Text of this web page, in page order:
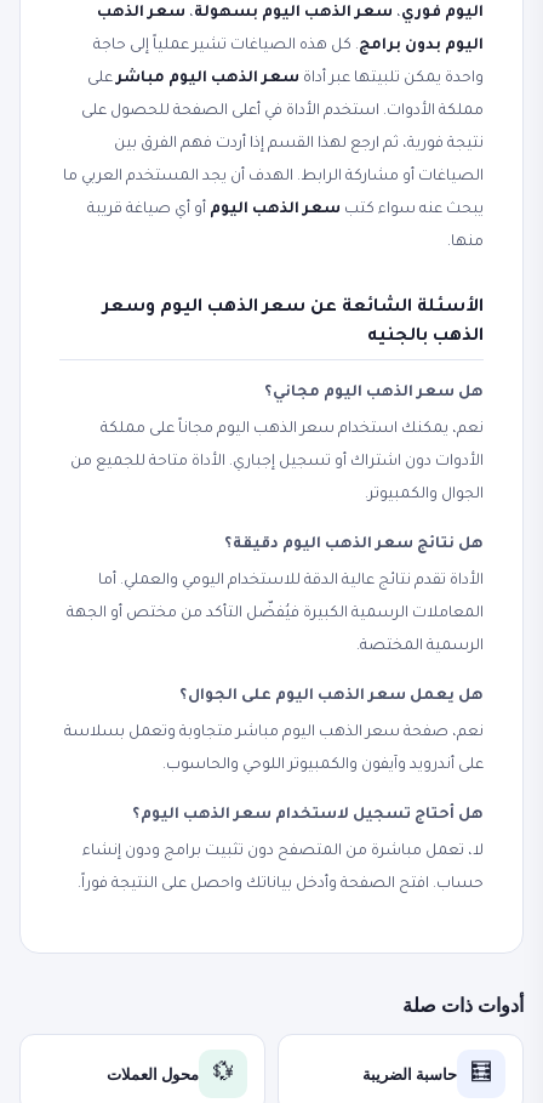
اليوم فوري، سعر الذهب اليوم بسهولة، سعر الذهب
اليوم بدون برامج. كل هذه الصياغات تشير عملياً إلى حاجة
واحدة يمكن تلبيتها عبر أداة سعر الذهب اليوم مباشرعلى
مملكة الأدوات. استخدم الأداة في أعلى الصفحة للحصول على
نتيجة فورية، ثم ارجع لهذا القسم إذا أردت فهم الفرق بين
الصياغات أو مشاركة الرابط. الهدف أن يجد المستخدم العربي ما
يبحث عنه سواء كتب سعر الذهب اليوم أو أي صياغة قريبة
منها.
الأسئلة الشائعة عن سعر الذهب اليوم وسعر
الذهب بالجنيه
هل سعر الذهب اليوم مجاني؟
نعم، يمكنك استخدام سعر الذهب اليوم مجاناً على مملكة
الأدوات دون اشتراك أو تسجيل إجباري. الأداة متاحة للجميع من
الجوال والكمبيوتر.
هل نتائج سعر الذهب اليوم دقيقة؟
الأداة تقدم نتائج عالية الدقة للاستخدام اليومي والعملي. أما
المعاملات الرسمية الكبيرة فيُفضّل التأكد من مختص أو الجهة
الرسمية المختصة.
هل يعمل سعر الذهب اليوم على الجوال؟
نعم، صفحة سعر الذهب اليوم مباشر متجاوبة وتعمل بسلاسة
على أندرويد وآيفون والكمبيوتر اللوحي والحاسوب.
هل أحتاج تسجيل لاستخدام سعر الذهب اليوم؟
لا، تعمل مباشرة من المتصفح دون تثبيت برامج ودون إنشاء
حساب. افتح الصفحة وأدخل بياناتك واحصل على النتيجة فوراً.
أدوات ذات صلة
🧮 حاسبة الضريبة 💱 محول العملات